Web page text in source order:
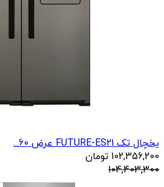
یخچال تک FUTURE-ES21 عرض 60...
102,356,200 تومان
104,403,300